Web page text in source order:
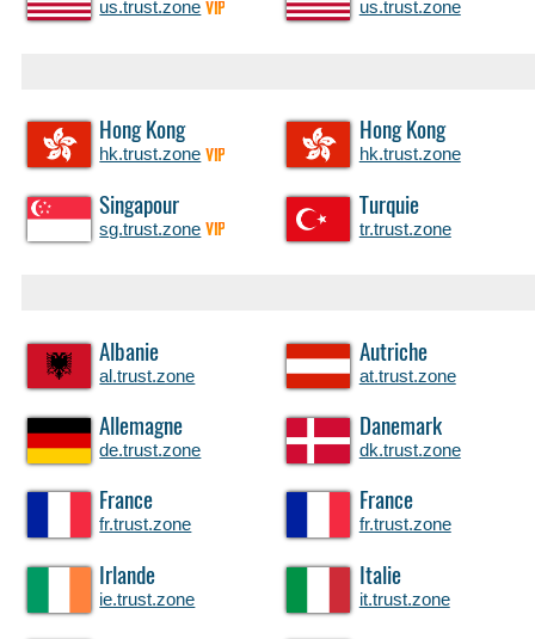
us.trust.zone VIP us.trust.zone
Hong Kong
hk.trust.zone VIP
Hong Kong
hk.trust.zone
Singapour
sg.trust.zone VIP
Turquie
tr.trust.zone
Albanie
al.trust.zone
Autriche
at.trust.zone
Allemagne
de.trust.zone
Danemark
dk.trust.zone
France
fr.trust.zone
France
fr.trust.zone
Irlande
ie.trust.zone
Italie
it.trust.zone